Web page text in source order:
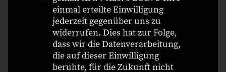
einmal erteilte Einwilligung
jederzeit gegenüber uns zu
widerrufen. Dies hat zur Folge,
dass wir die Datenverarbeitung,
die auf dieser Einwilligung
beruhte, für die Zukunft nicht